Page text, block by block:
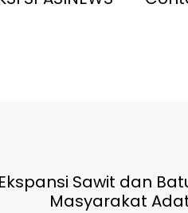
Ekspansi Sawit dan
Masyarakat